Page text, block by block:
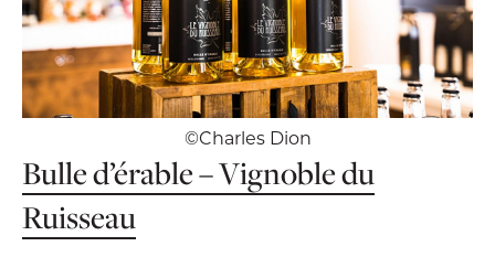
©Charles Dion
Bulle d’érable – Vignoble du
Ruisseau